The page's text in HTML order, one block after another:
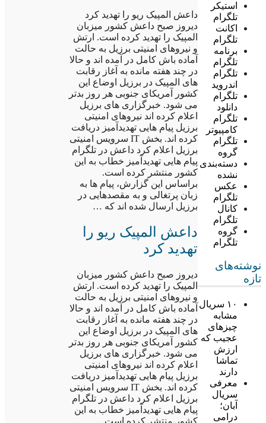
استیکر
تلگرام
اکانت
تلگرام
برنامه
تلگرام
تلگرام
اندروید
تلگرام
دانلود
تلگرام
کامپیوتر
تلگرام
گروه
دسته‌بندی
نشده
عکس
تلگرام
کانال
تلگرام
گروه
تلگرام
نوشته‌های
تازه
۱۰ سریال
مشابه
چیزهای
عجیب که
ارزش
تماشا
دارند
معرفی
سریال
آبان؛
درامی
داعش المپیک ریو را تهدید کرد
دیروز صبح داعش کشور میزبان
المپیک را تهدید کرده است. ارتش
و نیروهای امنیتی برزیل به حالت
آماده باش کامل در آمده اند و حالا
در چند هفته مانده به آغاز رقابت
های المپیک در برزیل اوضاع این
کشور آمریکای جنوبی هر روز بدتر
می شود. خبرگزاری های برزیل
اعلام کرده اند نیروهای امنیتی
برزیل پیام هایی تهدیدآمیز دریافت
کرده اند. بخش IT سرویس امنیتی
برزیل اعلام کرد داعش در تلگرام
پیام هایی تهدیدآمیز خطاب به این
کشور منتشر کرده است.
براساس این گزارش، پیام ها به
زبان پرتغالی و به مقصدهایی در
برزیل ارسال شده اند که …
داعش المپیک ریو را
تهدید کرد
دیروز صبح داعش کشور میزبان
المپیک را تهدید کرده است. ارتش
و نیروهای امنیتی برزیل به حالت
آماده باش کامل در آمده اند و حالا
در چند هفته مانده به آغاز رقابت
های المپیک در برزیل اوضاع این
کشور آمریکای جنوبی هر روز بدتر
می شود. خبرگزاری های برزیل
اعلام کرده اند نیروهای امنیتی
برزیل پیام هایی تهدیدآمیز دریافت
کرده اند. بخش IT سرویس امنیتی
برزیل اعلام کرد داعش در تلگرام
پیام هایی تهدیدآمیز خطاب به این
کشور منتشر کرده است.